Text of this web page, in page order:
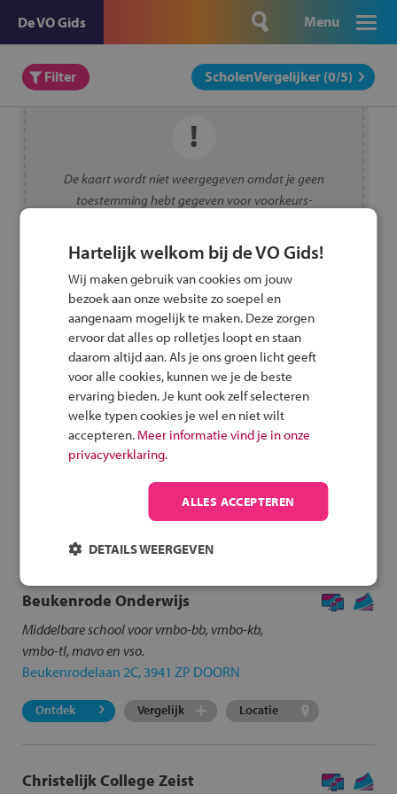
De VO Gids Menu
ScholenVergelijker (0/5)
Filter
39scholengevonden in Huis ter Heide (Zeist) en
omstreken.
Klik op de school voor meer informatie.
Beukenrode Onderwijs
Middelbare school voor vmbo-bb, vmbo-kb,
vmbo-tl, mavo en vso.
Beukenrodelaan 2C, 3941 ZP DOORN
Ontdek Vergelijk Locatie
Christelijk College Zeist
De kaart wordt niet weergegeven omdat je geen
toestemming hebt gegeven voor voorkeurs-
Toestemming wijzigen
Hartelijk welkom bij de VO Gids!
Wij maken gebruik van cookies om jouw
bezoek aan onze website zo soepel en
aangenaam mogelijk te maken. Deze zorgen
ervoor dat alles op rolletjes loopt en staan
daarom altijd aan. Als je ons groen licht geeft
voor alle cookies, kunnen we je de beste
ervaring bieden. Je kunt ook zelf selecteren
welke typen cookies je wel en niet wilt
accepteren. Meer informatie vind je in onze
privacyverklaring.
ALLES ACCEPTEREN
DETAILS WEERGEVEN